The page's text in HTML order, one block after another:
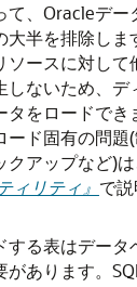
て、Oracleデー
大半を排除しま
ソースに対して
しないため、デ
タをロードでき
ード固有の問題
アップなど)は
ィリティ』 で
する表はデータ
があります。